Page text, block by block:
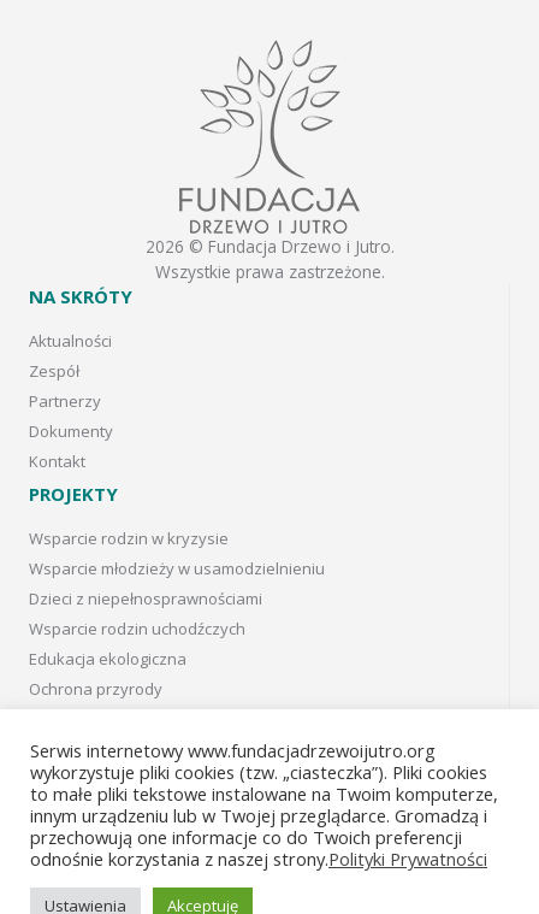
2026 © Fundacja Drzewo i Jutro.
Wszystkie prawa zastrzeżone.
NA SKRÓTY
Aktualności
Zespół
Partnerzy
Dokumenty
Kontakt
PROJEKTY
Wsparcie rodzin w kryzysie
Wsparcie młodzieży w usamodzielnieniu
Dzieci z niepełnosprawnościami
Wsparcie rodzin uchodźczych
Edukacja ekologiczna
Ochrona przyrody
Projects in Canada
Projekty archiwalne
Facebook
Instagram
Serwis internetowy www.fundacjadrzewoijutro.org
wykorzystuje pliki cookies (tzw. „ciasteczka”). Pliki cookies
to małe pliki tekstowe instalowane na Twoim komputerze,
innym urządzeniu lub w Twojej przeglądarce. Gromadzą i
przechowują one informacje co do Twoich preferencji
odnośnie korzystania z naszej strony.Polityki Prywatności
Ustawienia Akceptuję